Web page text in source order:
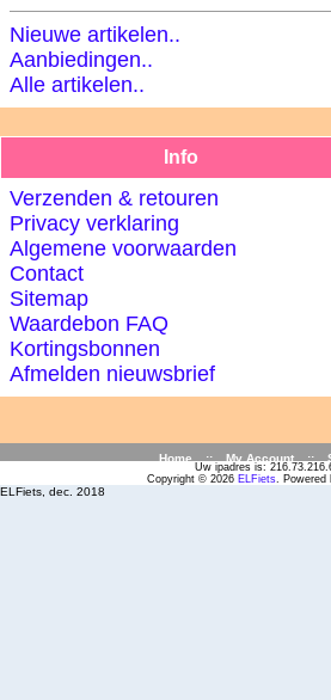
Nieuwe artikelen..
Aanbiedingen..
Alle artikelen..
Info
Verzenden & retouren
Privacy verklaring
Algemene voorwaarden
Contact
Sitemap
Waardebon FAQ
Kortingsbonnen
Afmelden nieuwsbrief
Home :: My Account ::
Uw ipadres is:
Copyright © 2026 ELFiets. Powered
ELFiets, dec. 2018